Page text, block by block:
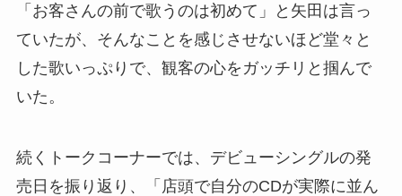
「お客さんの前で歌うのは初めて」と矢田は言っ
ていたが、そんなことを感じさせないほど堂々と
した歌いっぷりで、観客の心をガッチリと掴んで
いた。
続くトークコーナーでは、デビューシングルの発
売日を振り返り、「店頭で自分のCDが実際に並ん